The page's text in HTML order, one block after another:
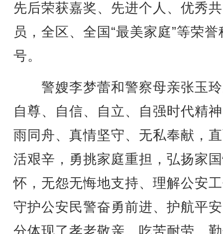
先后荣获嘉奖、先进个人、优秀
员，全区、全国“最美家庭”等荣誉
号。
警嫂李梦蕾和警察母亲张玉
自尊、自信、自立、自强时代精
雨同舟、真情坚守、无私奉献，
活艰辛，勇挑家庭重担，弘扬家
怀，无怨无悔地支持、理解公安
守护公安民警奋勇前进、护航平
分体现了孝老敬亲、吃苦耐劳、